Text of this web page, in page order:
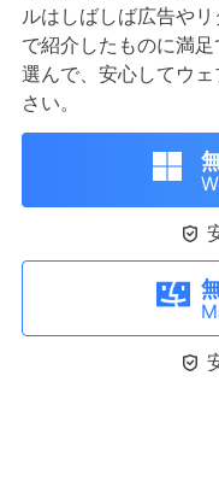
ルはしばしば広告や
で紹介したものに満
選んで、安心してウ
さい。

